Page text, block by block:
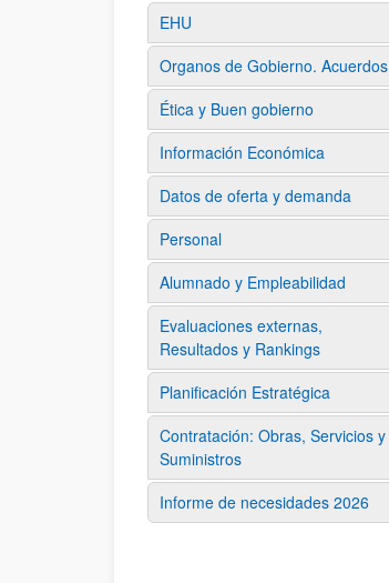
EHU
Organos de Gobierno. Acuerdos
Ética y Buen gobierno
Información Económica
Datos de oferta y demanda
Personal
Alumnado y Empleabilidad
Evaluaciones externas,
Resultados y Rankings
Planificación Estratégica
Contratación: Obras, Servicios y
Suministros
Informe de necesidades 2026